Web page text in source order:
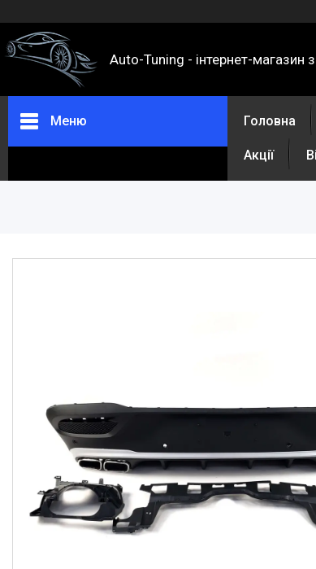
Auto-Tuning - інтернет-магазин
Меню Головна
Акції